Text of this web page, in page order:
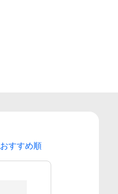
おすすめ順